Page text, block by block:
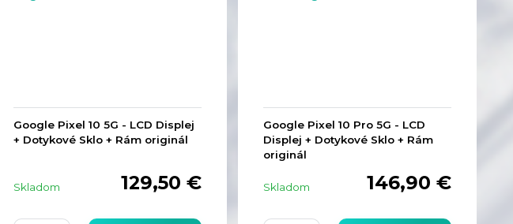
Google Pixel 10 5G - LCD Displej
+ Dotykové Sklo + Rám originál
129,50 €
Skladom
Google Pixel 10 Pro 5G - LCD
Displej + Dotykové Sklo + Rám
originál
146,90 €
Skladom